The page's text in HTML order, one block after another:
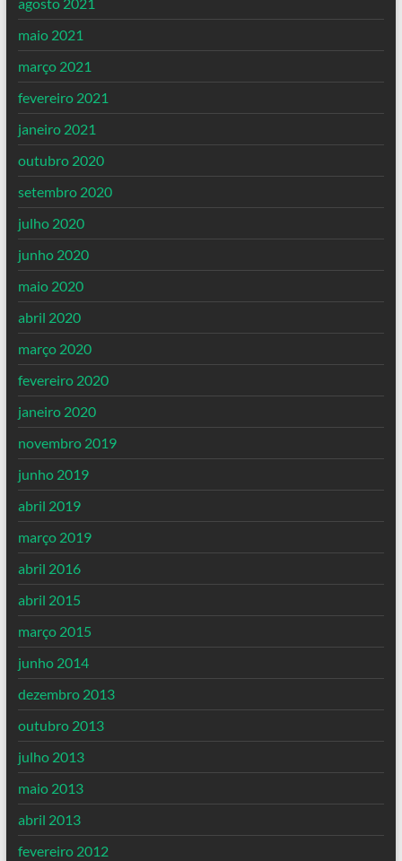
maio 2021
março 2021
fevereiro 2021
janeiro 2021
outubro 2020
setembro 2020
julho 2020
junho 2020
maio 2020
abril 2020
março 2020
fevereiro 2020
janeiro 2020
novembro 2019
junho 2019
abril 2019
março 2019
abril 2016
abril 2015
março 2015
junho 2014
dezembro 2013
outubro 2013
julho 2013
maio 2013
abril 2013
fevereiro 2012